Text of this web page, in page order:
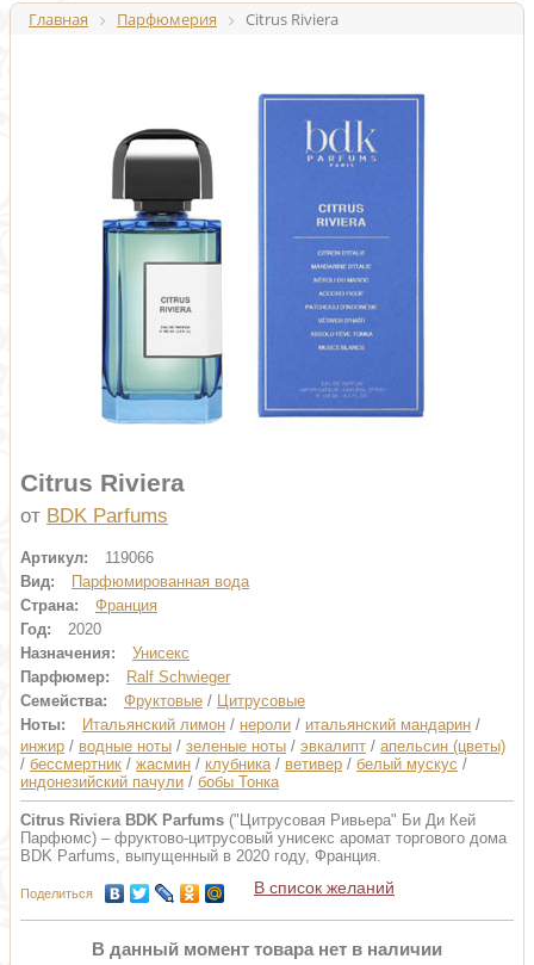
Главная Парфюмерия Citrus Riviera
Citrus Riviera
от BDK Parfums
Артикул:
119066
Вид:
Парфюмированная вода
Страна:
Франция
Год:
2020
Назначения:
Унисекс
Парфюмер:
Ralf Schwieger
Семейства:
Фруктовые / Цитрусовые
Ноты:
Итальянский лимон / нероли / итальянский мандарин /
инжир / водные ноты / зеленые ноты / эвкалипт / апельсин (цветы)
/ бессмертник / жасмин / клубника/ ветивер / белый мускус /
индонезийский пачули / бобы Тонка
Citrus Riviera BDK Parfums ("Цитрусовая Ривьера" Би Ди Кей
Парфюмс) – фруктово-цитрусовый унисекс аромат торгового дома
BDK Parfums, выпущенный в 2020 году, Франция.
Поделиться В список желаний
В данный момент товара нет в наличии